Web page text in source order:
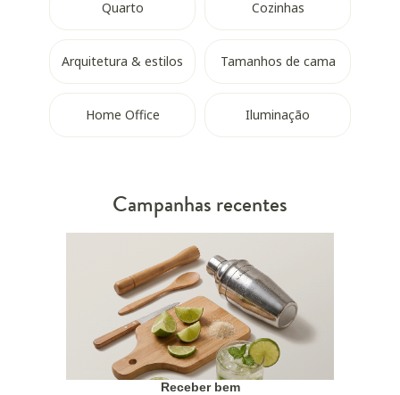
Quarto Cozinhas
Arquitetura & estilos Tamanhos de cama
Home Office Iluminação
Campanhas recentes
Receber bem